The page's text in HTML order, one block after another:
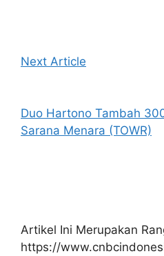
Next Article
Duo Hartono Tambah
Sarana Menara (TOWR)
Artikel Ini Merupakan
https://